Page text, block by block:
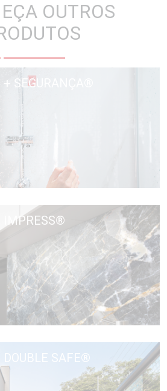
OUTROS
SEGURANÇA®
IMPRESS®
SAFE®